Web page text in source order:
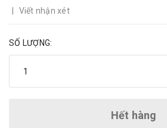
Viết nhận xét
SỐ LƯỢNG:
Hết hàng